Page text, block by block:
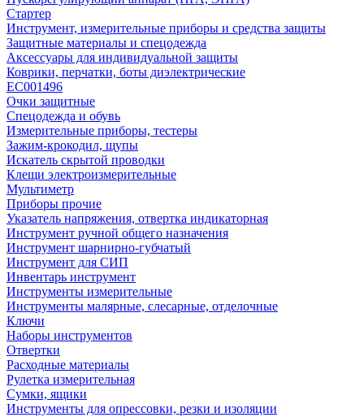
Стартер
Инструмент, измерительные приборы и средства защиты
Защитные материалы и спецодежда
Аксессуары для индивидуальной защиты
Коврики, перчатки, боты диэлектрические
EC001496
Очки защитные
Спецодежда и обувь
Измерительные приборы, тестеры
Зажим-крокодил, щупы
Искатель скрытой проводки
Клещи электроизмерительные
Мультиметр
Приборы прочие
Указатель напряжения, отвертка индикаторная
Инструмент ручной общего назначения
Инструмент шарнирно-губчатый
Инструмент для СИП
Инвентарь инструмент
Инструменты измерительные
Инструменты малярные, слесарные, отделочные
Ключи
Наборы инструментов
Отвертки
Расходные материалы
Рулетка измерительная
Сумки, ящики
Инструменты для опрессовки, резки и изоляции